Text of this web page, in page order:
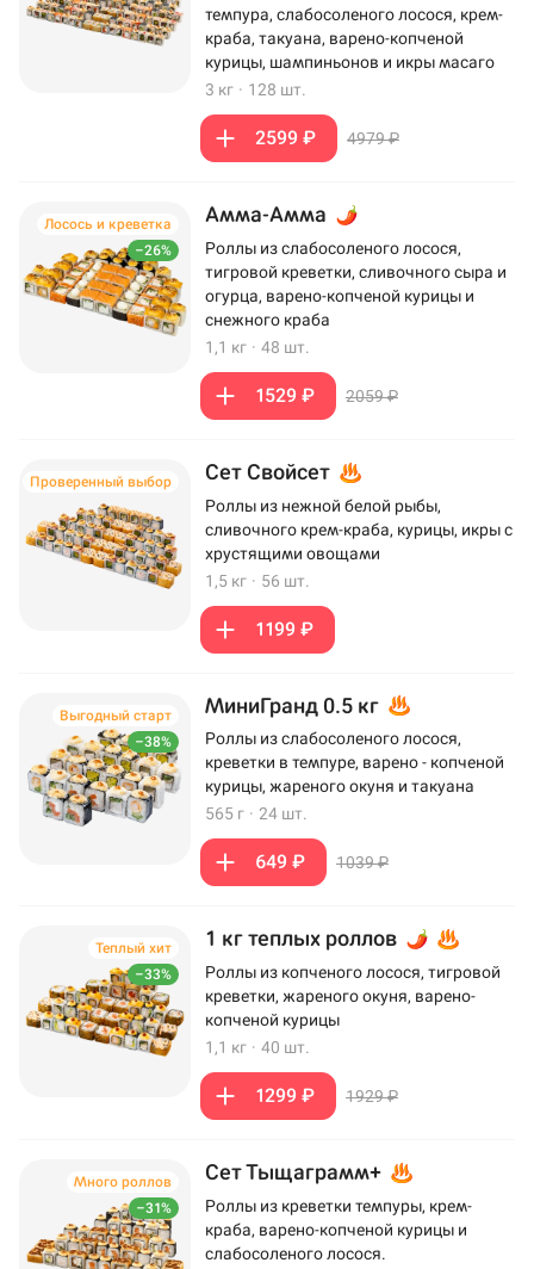
темпура, слабосоленого лосося, крем-
краба, такуана, варено-копченой
курицы, шампиньонов и икры масаго
3 кг · 128 шт.
2599 ₽ 4979 ₽
–26%
Лосось и креветка Амма-Амма
Роллы из слабосоленого лосося,
тигровой креветки, сливочного сыра и
огурца, варено-копченой курицы и
снежного краба
1,1 кг · 48 шт.
1529 ₽ 2059 ₽
Проверенный выбор Сет Свойсет
Роллы из нежной белой рыбы,
сливочного крем-краба, курицы, икры с
хрустящими овощами
1,5 кг · 56 шт.
1199 ₽
–38%
Выгодный старт МиниГранд 0.5 кг
Роллы из слабосоленого лосося,
креветки в темпуре, варено - копченой
курицы, жареного окуня и такуана
565 г · 24 шт.
649 ₽ 1039 ₽
–33%
Теплый хит 1 кг теплых роллов
Роллы из копченого лосося, тигровой
креветки, жареного окуня, варено-
копченой курицы
1,1 кг · 40 шт.
1299 ₽ 1929 ₽
–31%
Много роллов Сет Тыщаграмм+
Роллы из креветки темпуры, крем-
краба, варено-копченой курицы и
слабосоленого лосося.